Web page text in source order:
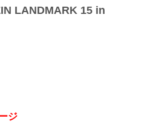
LANDMARK 15 in
ジ